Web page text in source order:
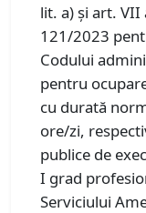
lit. a) și art. VII
121/2023
Codului
pentru
cu durată
ore/zi,
publice de
I grad
Serviciului